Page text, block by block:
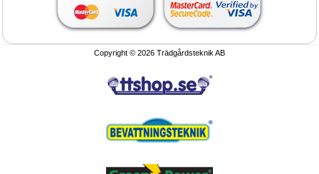
Copyright © 2026 Trädgårdsteknik AB